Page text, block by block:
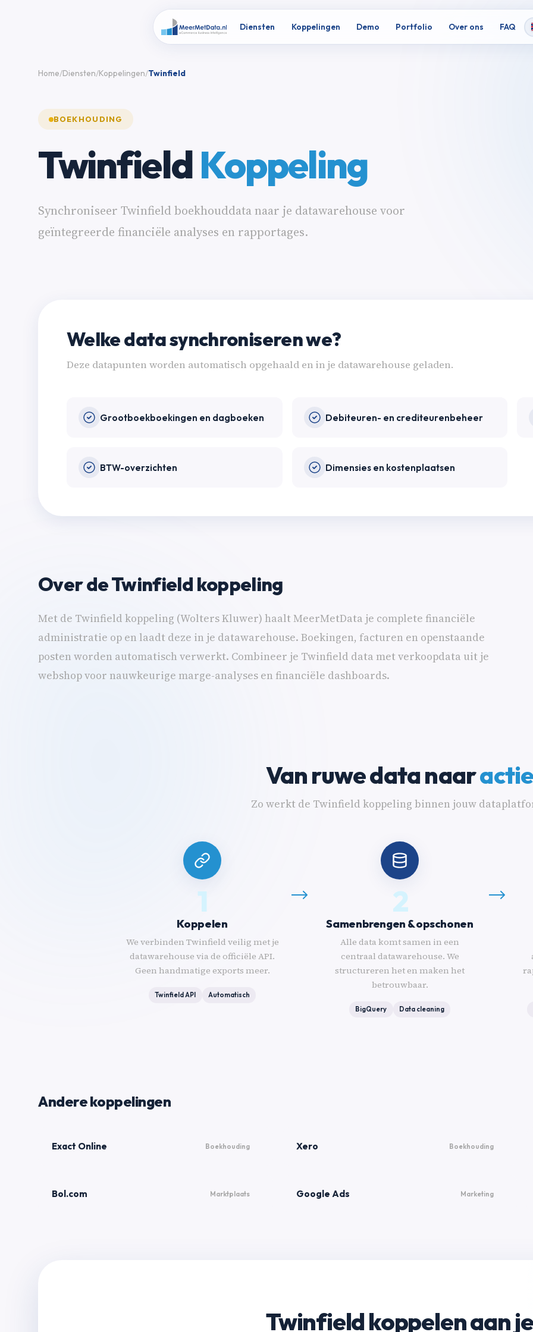
Diensten Koppelingen Demo Portfolio Over ons FAQ
Home Diensten Koppelingen Twinfield
BOEKHOUDING
TwinfieldKoppeling
Synchroniseer Twinfield boekhouddata naar je datawarehouse voor
geïntegreerde financiële analyses en rapportages.
Welke data synchroniseren we?
Deze datapunten worden automatisch opgehaald en in je datawarehouse geladen.
Grootboekboekingen en dagboeken Debiteuren- en crediteurenbeheer
BTW-overzichten Dimensies en kostenplaatsen
Over de Twinfield koppeling
Met de Twinfield koppeling (Wolters Kluwer) haalt MeerMetData je complete financiële
administratie op en laadt deze in je datawarehouse. Boekingen, facturen en openstaande
posten worden automatisch verwerkt. Combineer je Twinfield data met verkoopdata uit je
webshop voor nauwkeurige marge-analyses en financiële dashboards.
Van ruwe data naar
Zo werkt de Twinfield koppeling binnen jouw
1
Koppelen
We verbinden Twinfield veilig met je
datawarehouse via de officiële API.
Geen handmatige exports meer.
Twinfield API Automatisch
2
Samenbrengen & opschonen
Alle data komt samen in een
centraal datawarehouse. We
structureren het en maken het
betrouwbaar.
BigQuery Data cleaning
Andere koppelingen
Exact Online Boekhouding Xero Boekhouding
Bol.com Marktplaats Google Ads Marketing
Twinfield koppelen aan je